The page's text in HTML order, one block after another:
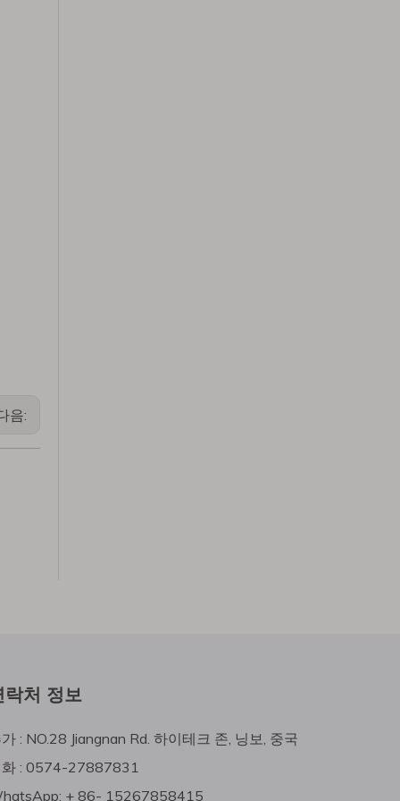
음:
락처 정보
: NO.28 Jiangnan Rd. 하이테크 존, 닝보, 중국
화 : 0574-27887831
+ 86- 15267858415